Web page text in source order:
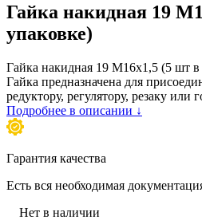
Гайка накидная 19
упаковке)
Гайка накидная 19 М16х1,5 (5 шт в
Гайка предназначена для
редуктору, регулятору, резаку или
Подробнее в описании ↓
Гарантия качества
Есть вся необходимая
Нет в наличии